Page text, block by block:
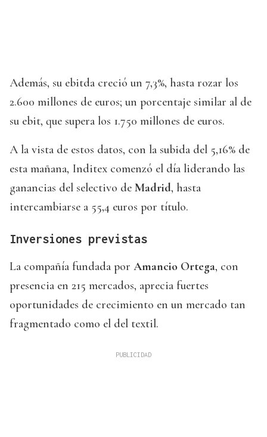
Además, su ebitda creció un 7,3%, hasta rozar los
2.600 millones de euros; un porcentaje similar al de
su ebit, que supera los 1.750 millones de euros.
A la vista de estos datos, con la subida del 5,16% de
esta mañana, Inditex comenzó el día liderando las
ganancias del selectivo de Madrid, hasta
intercambiarse a 55,4 euros por título.
Inversiones previstas
La compañía fundada por Amancio Ortega, con
presencia en 215 mercados, aprecia fuertes
oportunidades de crecimiento en un mercado tan
fragmentado como el del textil.